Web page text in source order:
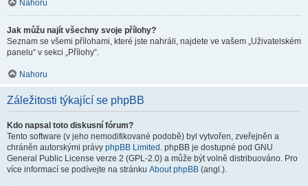
Nahoru
Jak můžu najít všechny svoje přílohy?
Seznam se všemi přílohami, které jste nahráli, najdete ve vašem „Uživatelském
panelu“ v sekci „Přílohy“.
Nahoru
Záležitosti týkající se phpBB
Kdo napsal toto diskusní fórum?
Tento software (v jeho nemodifikované podobě) byl vytvořen, zveřejněn a
chráněn autorskými právy phpBB Limited . phpBB je dostupné pod GNU
General Public License verze 2 (GPL-2.0) a může být volně distribuováno. Pro
více informací se podívejte na stránku About phpBB (angl.).